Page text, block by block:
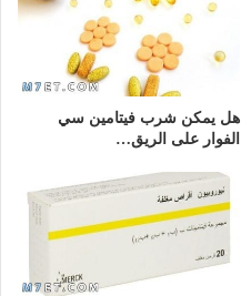
هل يمكن شرب فيتامين سي
الفوار على الريق…